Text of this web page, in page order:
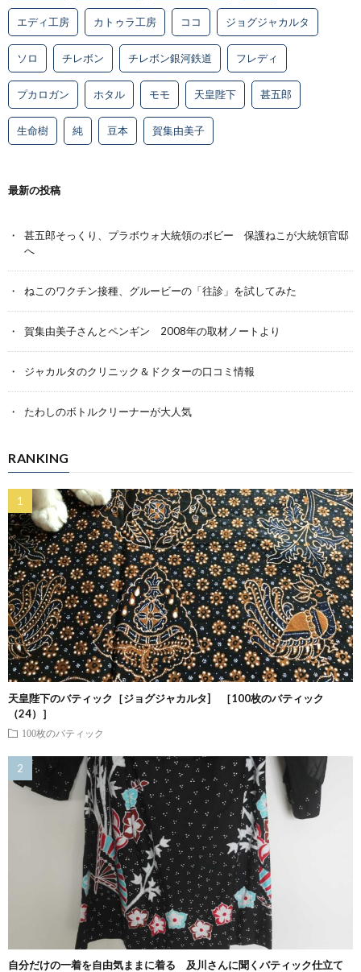
エディ工房 カトゥラ工房 ココ ジョグジャカルタ
ソロ チレボン チレボン銀河鉄道 フレディ
プカロガン ホタル モモ 天皇陛下 甚五郎
生命樹 純 豆本 賀集由美子
最新の投稿
甚五郎そっくり、プラボウォ大統領のボビー 保護ねこが大統領官邸
へ
ねこのワクチン接種、グルービーの「往診」を試してみた
賀集由美子さんとペンギン 2008年の取材ノートより
ジャカルタのクリニック＆ドクターの口コミ情報
たわしのボトルクリーナーが大人気
RANKING
天皇陛下のバティック［ジョグジャカルタ] ［100枚のバティック
（24）］
100枚のバティック
自分だけの一着を自由気ままに着る 及川さんに聞くバティック仕立て